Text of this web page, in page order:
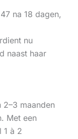
na 18 dagen,
nu
naast haar
maanden
Met een
1 à 2